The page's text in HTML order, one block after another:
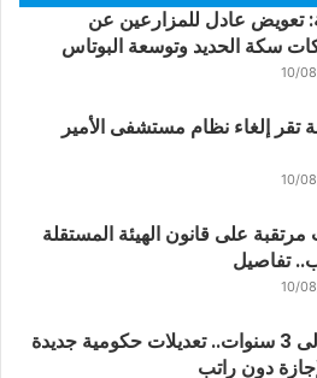
تعويض عادل للمزارعين عن
سكة الحديد وتوسعة البوتاس
10/
تقر إلغاء نظام مستشفى الأمير
10/
مرتقبة على قانون الهيئة المستقلة
تفاصيل
10/
من 5 إلى 3 سنوات.. تعديلات حكومية جديدة
دون راتب